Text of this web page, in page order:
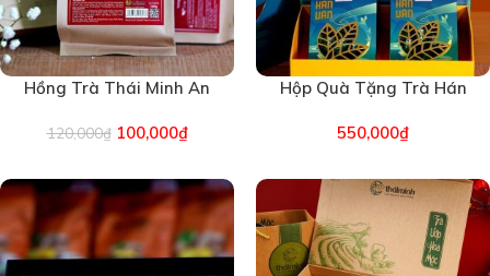
Hồng Trà Thái Minh An
120,000₫ 100,000₫
Hộp Quà Tặng Trà Hán
550,000₫